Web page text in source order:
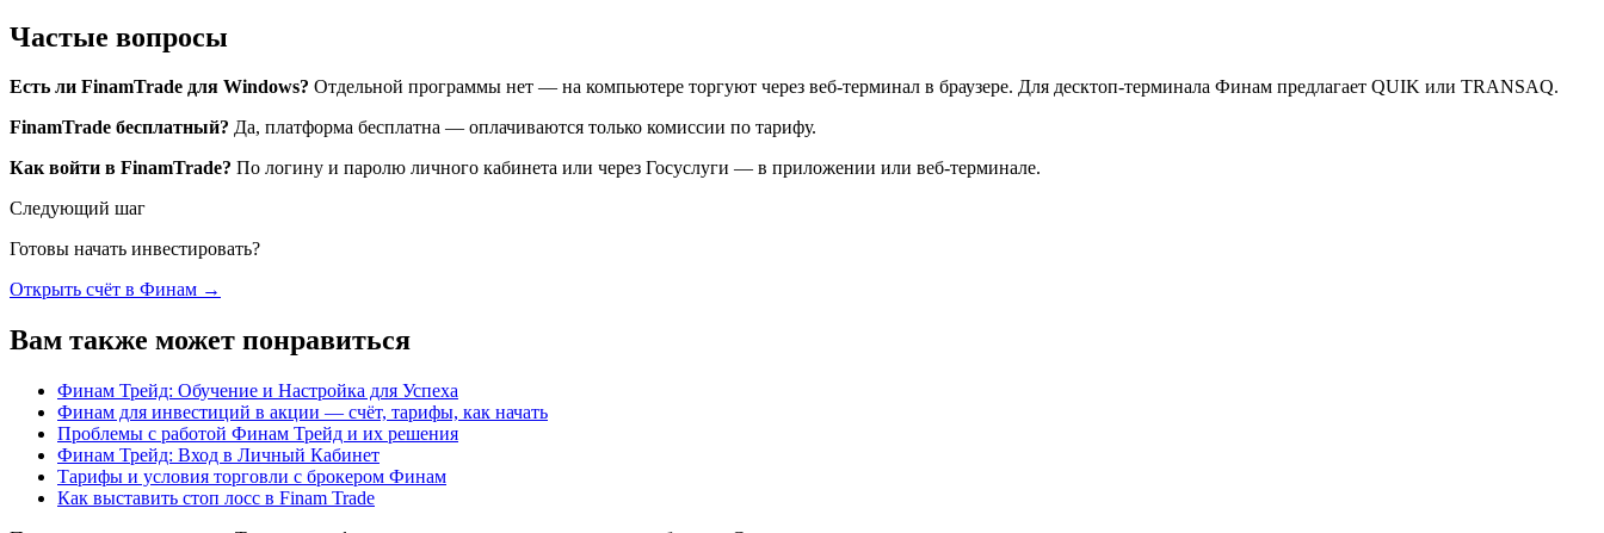
Частые вопросы
Есть ли FinamTrade для Windows? Отдельной программы нет — на компьютере торгуют через веб-терминал в браузере. Для десктоп-терминала Финам предлагает QUIK или TRANSAQ.
FinamTrade бесплатный? Да, платформа бесплатна — оплачиваются только комиссии по тарифу.
Как войти в FinamTrade? По логину и паролю личного кабинета или через Госуслуги — в приложении или веб-терминале.
Следующий шаг
Готовы начать инвестировать?
Открыть счёт в Финам →
Вам также может понравиться
Финам Трейд: Обучение и Настройка для Успеха
Финам для инвестиций в акции — счёт, тарифы, как начать
Проблемы с работой Финам Трейд и их решения
Финам Трейд: Вход в Личный Кабинет
Тарифы и условия торговли с брокером Финам
Как выставить стоп лосс в Finam Trade